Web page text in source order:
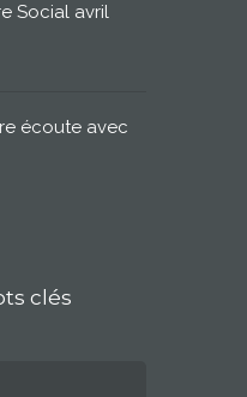
Social avril
écoute avec
clés